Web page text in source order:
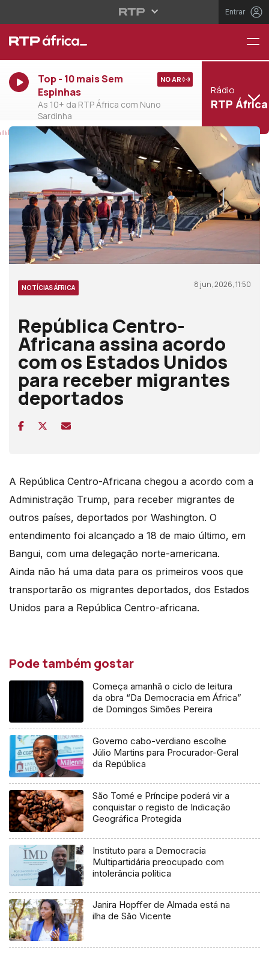
Entrar
Top - 10 mais Sem
Espinhas
As 10+ da RTP África com Nuno
Sardinha
NO AR
Rádio
RTP África
NOTÍCIAS ÁFRICA 8 jun, 2026, 11:50
República Centro-
Africana assina acordo
com os Estados Unidos
para receber migrantes
deportados
A República Centro-Africana chegou a acordo com a
Administração Trump, para receber migrantes de
outros países, deportados por Washington. O
entendimento foi alcançado a 18 de maio último, em
Bangui, com uma delegação norte-americana.
Ainda não há uma data para os primeiros voos que
transportarão os migrantes deportados, dos Estados
Unidos para a República Centro-africana.
Pode também gostar
Começa amanhã o ciclo de leitura
da obra “Da Democracia em África”
de Domingos Simões Pereira
Governo cabo-verdiano escolhe
Júlio Martins para Procurador-Geral
da República
São Tomé e Príncipe poderá vir a
conquistar o registo de Indicação
Geográfica Protegida
Instituto para a Democracia
Multipartidária preocupado com
intolerância política
Janira Hopffer de Almada está na
ilha de São Vicente